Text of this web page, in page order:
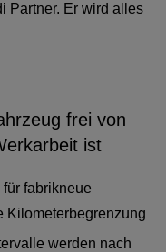
Partner. Er wird alles
frei von
ist
fabrikneue
Kilometerbegrenzung
werden nach